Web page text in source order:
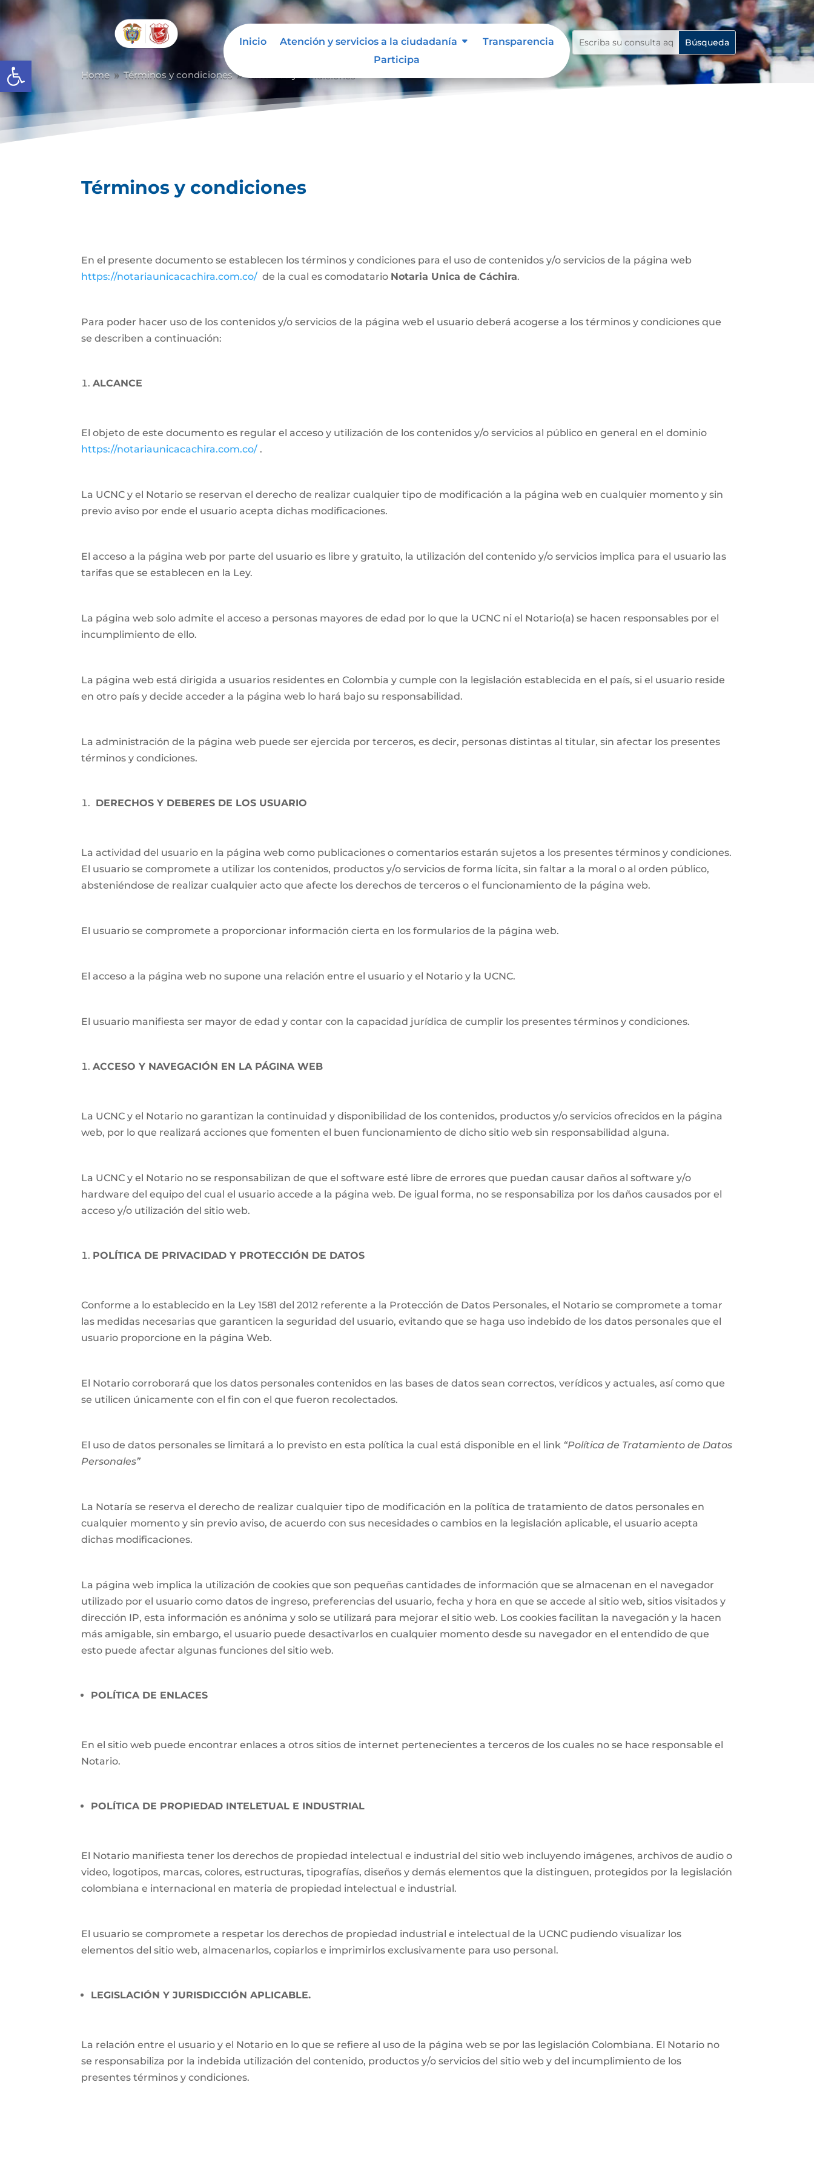
Abrir barra de herramientas
Inicio Atención y servicios a la ciudadanía
Transparencia
Participa
Home 9 Términos y condiciones 9
Términos y condiciones
En el presente documento se establecen los términos y condiciones para el uso de contenidos y/o servicios de la página web
https://notariaunicacachira.com.co/ de la cual es comodatario Notaria Unica de Cáchira.
Para poder hacer uso de los contenidos y/o servicios de la página web el usuario deberá acogerse a los términos y condiciones que
se describen a continuación:
ALCANCE
El objeto de este documento es regular el acceso y utilización de los contenidos y/o servicios al público en general en el dominio
https://notariaunicacachira.com.co/ .
La UCNC y el Notario se reservan el derecho de realizar cualquier tipo de modificación a la página web en cualquier momento y sin
previo aviso por ende el usuario acepta dichas modificaciones.
El acceso a la página web por parte del usuario es libre y gratuito, la utilización del contenido y/o servicios implica para el usuario las
tarifas que se establecen en la Ley.
La página web solo admite el acceso a personas mayores de edad por lo que la UCNC ni el Notario(a) se hacen responsables por el
incumplimiento de ello.
La página web está dirigida a usuarios residentes en Colombia y cumple con la legislación establecida en el país, si el usuario reside
en otro país y decide acceder a la página web lo hará bajo su responsabilidad.
La administración de la página web puede ser ejercida por terceros, es decir, personas distintas al titular, sin afectar los presentes
términos y condiciones.
DERECHOS Y DEBERES DE LOS USUARIO
La actividad del usuario en la página web como publicaciones o comentarios estarán sujetos a los presentes términos y condiciones.
El usuario se compromete a utilizar los contenidos, productos y/o servicios de forma lícita, sin faltar a la moral o al orden público,
absteniéndose de realizar cualquier acto que afecte los derechos de terceros o el funcionamiento de la página web.
El usuario se compromete a proporcionar información cierta en los formularios de la página web.
El acceso a la página web no supone una relación entre el usuario y el Notario y la UCNC.
El usuario manifiesta ser mayor de edad y contar con la capacidad jurídica de cumplir los presentes términos y condiciones.
ACCESO Y NAVEGACIÓN EN LA PÁGINA WEB
La UCNC y el Notario no garantizan la continuidad y disponibilidad de los contenidos, productos y/o servicios ofrecidos en la página
web, por lo que realizará acciones que fomenten el buen funcionamiento de dicho sitio web sin responsabilidad alguna.
La UCNC y el Notario no se responsabilizan de que el software esté libre de errores que puedan causar daños al software y/o
hardware del equipo del cual el usuario accede a la página web. De igual forma, no se responsabiliza por los daños causados por el
acceso y/o utilización del sitio web.
POLÍTICA DE PRIVACIDAD Y PROTECCIÓN DE DATOS
Conforme a lo establecido en la Ley 1581 del 2012 referente a la Protección de Datos Personales, el Notario se compromete a tomar
las medidas necesarias que garanticen la seguridad del usuario, evitando que se haga uso indebido de los datos personales que el
usuario proporcione en la página Web.
El Notario corroborará que los datos personales contenidos en las bases de datos sean correctos, verídicos y actuales, así como que
se utilicen únicamente con el fin con el que fueron recolectados.
El uso de datos personales se limitará a lo previsto en esta política la cual está disponible en el link “Política de Tratamiento de Datos
Personales”
La Notaría se reserva el derecho de realizar cualquier tipo de modificación en la política de tratamiento de datos personales en
cualquier momento y sin previo aviso, de acuerdo con sus necesidades o cambios en la legislación aplicable, el usuario acepta
dichas modificaciones.
La página web implica la utilización de cookies que son pequeñas cantidades de información que se almacenan en el navegador
utilizado por el usuario como datos de ingreso, preferencias del usuario, fecha y hora en que se accede al sitio web, sitios visitados y
dirección IP, esta información es anónima y solo se utilizará para mejorar el sitio web. Los cookies facilitan la navegación y la hacen
más amigable, sin embargo, el usuario puede desactivarlos en cualquier momento desde su navegador en el entendido de que
esto puede afectar algunas funciones del sitio web.
POLÍTICA DE ENLACES
En el sitio web puede encontrar enlaces a otros sitios de internet pertenecientes a terceros de los cuales no se hace responsable el
Notario.
POLÍTICA DE PROPIEDAD INTELETUAL E INDUSTRIAL
El Notario manifiesta tener los derechos de propiedad intelectual e industrial del sitio web incluyendo imágenes, archivos de audio o
video, logotipos, marcas, colores, estructuras, tipografías, diseños y demás elementos que la distinguen, protegidos por la legislación
colombiana e internacional en materia de propiedad intelectual e industrial.
El usuario se compromete a respetar los derechos de propiedad industrial e intelectual de la UCNC pudiendo visualizar los
elementos del sitio web, almacenarlos, copiarlos e imprimirlos exclusivamente para uso personal.
LEGISLACIÓN Y JURISDICCIÓN APLICABLE.
La relación entre el usuario y el Notario en lo que se refiere al uso de la página web se por las legislación Colombiana. El Notario no
se responsabiliza por la indebida utilización del contenido, productos y/o servicios del sitio web y del incumplimiento de los
presentes términos y condiciones.